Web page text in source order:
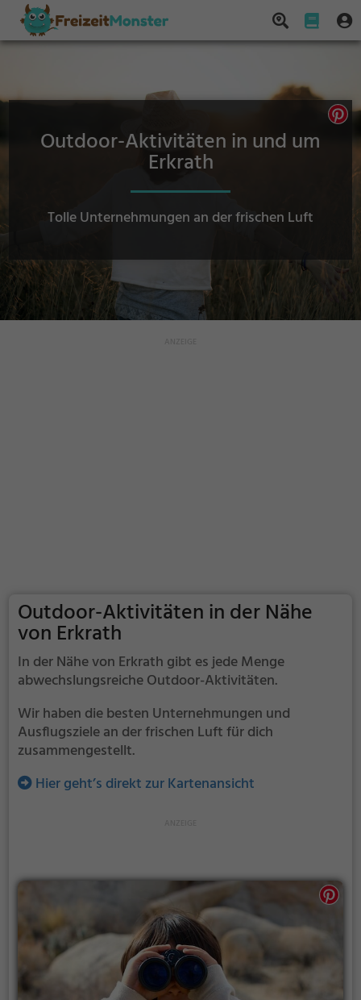
Outdoor-Aktivitäten in und um
Erkrath
Tolle Unternehmungen an der frischen Luft
Outdoor-Aktivitäten in der Nähe
von Erkrath
In der Nähe von Erkrath gibt es jede Menge
abwechslungsreiche Outdoor-Aktivitäten.
Wir haben die besten Unternehmungen und
Ausflugsziele an der frischen Luft für dich
zusammengestellt.
Hier geht’s direkt zur Kartenansicht